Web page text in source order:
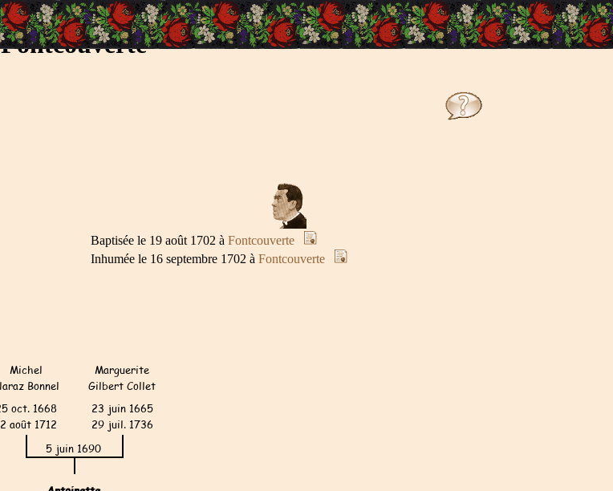
Fontcouverte
Baptisée le 19 août 1702 à Fontcouverte
Inhumée le 16 septembre 1702 à Fontcouverte